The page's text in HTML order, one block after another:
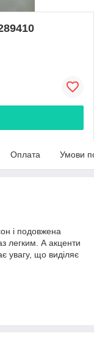
Оплата Умови
і подовжена
легким. А акценти
увагу, що виділяє